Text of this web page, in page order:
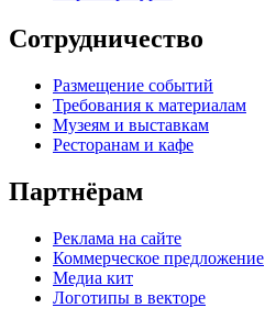
Сотрудничество
Размещение событий
Требования к материалам
Музеям и выставкам
Ресторанам и кафе
Партнёрам
Реклама на сайте
Коммерческое предложение
Медиа кит
Логотипы в векторе